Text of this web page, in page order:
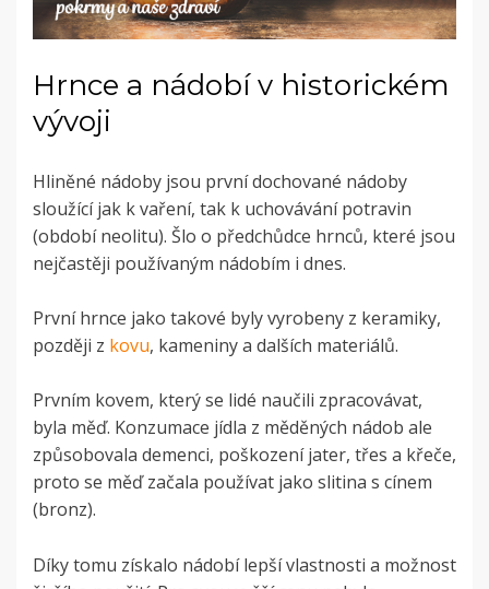
Hrnce a nádobí v historickém
vývoji
Hliněné nádoby jsou první dochované nádoby
sloužící jak k vaření, tak k uchovávání potravin
(období neolitu). Šlo o předchůdce hrnců, které jsou
nejčastěji používaným nádobím i dnes.
První hrnce jako takové byly vyrobeny z keramiky,
později z kovu, kameniny a dalších materiálů.
Prvním kovem, který se lidé naučili zpracovávat,
byla měď. Konzumace jídla z měděných nádob ale
způsobovala demenci, poškození jater, třes a křeče,
proto se měď začala používat jako slitina s cínem
(bronz).
Díky tomu získalo nádobí lepší vlastnosti a možnost